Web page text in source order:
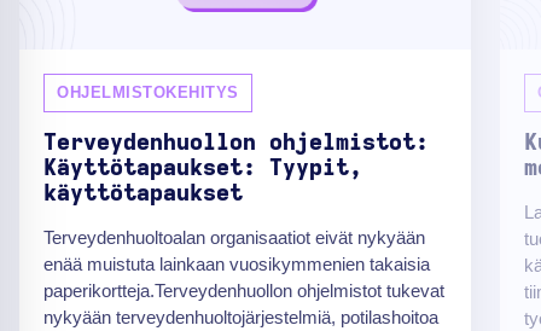
OHJELMISTOKEHITYS
Terveydenhuollon ohjelmistot:
Käyttötapaukset: Tyypit,
käyttötapaukset
Terveydenhuoltoalan organisaatiot eivät nykyään
enää muistuta lainkaan vuosikymmenien takaisia
paperikortteja.Terveydenhuollon ohjelmistot tukevat
nykyään terveydenhuoltojärjestelmiä, potilashoitoa